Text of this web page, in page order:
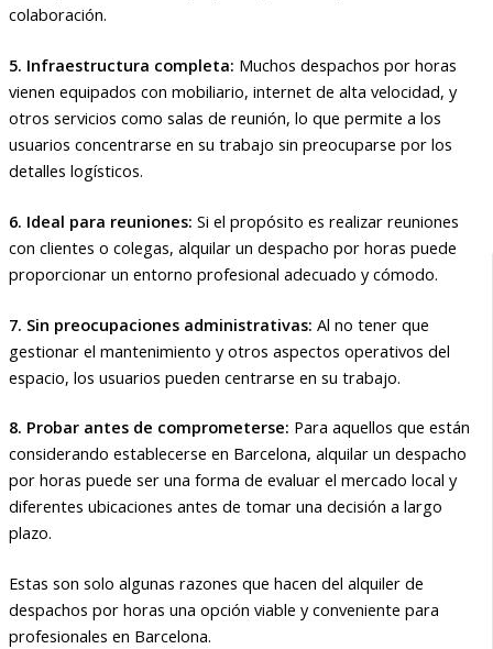
colaboración.
5. Infraestructura completa: Muchos despachos por horas
vienen equipados con mobiliario, internet de alta velocidad, y
otros servicios como salas de reunión, lo que permite a los
usuarios concentrarse en su trabajo sin preocuparse por los
detalles logísticos.
6. Ideal para reuniones: Si el propósito es realizar reuniones
con clientes o colegas, alquilar un despacho por horas puede
proporcionar un entorno profesional adecuado y cómodo.
7. Sin preocupaciones administrativas: Al no tener que
gestionar el mantenimiento y otros aspectos operativos del
espacio, los usuarios pueden centrarse en su trabajo.
8. Probar antes de comprometerse: Para aquellos que están
considerando establecerse en Barcelona, alquilar un despacho
por horas puede ser una forma de evaluar el mercado local y
diferentes ubicaciones antes de tomar una decisión a largo
plazo.
Estas son solo algunas razones que hacen del alquiler de
despachos por horas una opción viable y conveniente para
profesionales en Barcelona.